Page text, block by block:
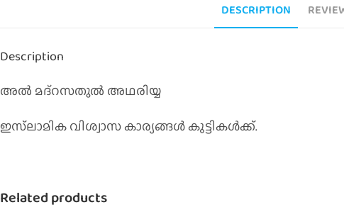
DESCRIPTION
Description
അൽ മദ്റസതുൽ അഥരിയ്യ
ഇസ്‌ലാമിക വിശ്വാസ കാര്യങ്ങൾ കുട്ടികൾക്ക്.
Related products